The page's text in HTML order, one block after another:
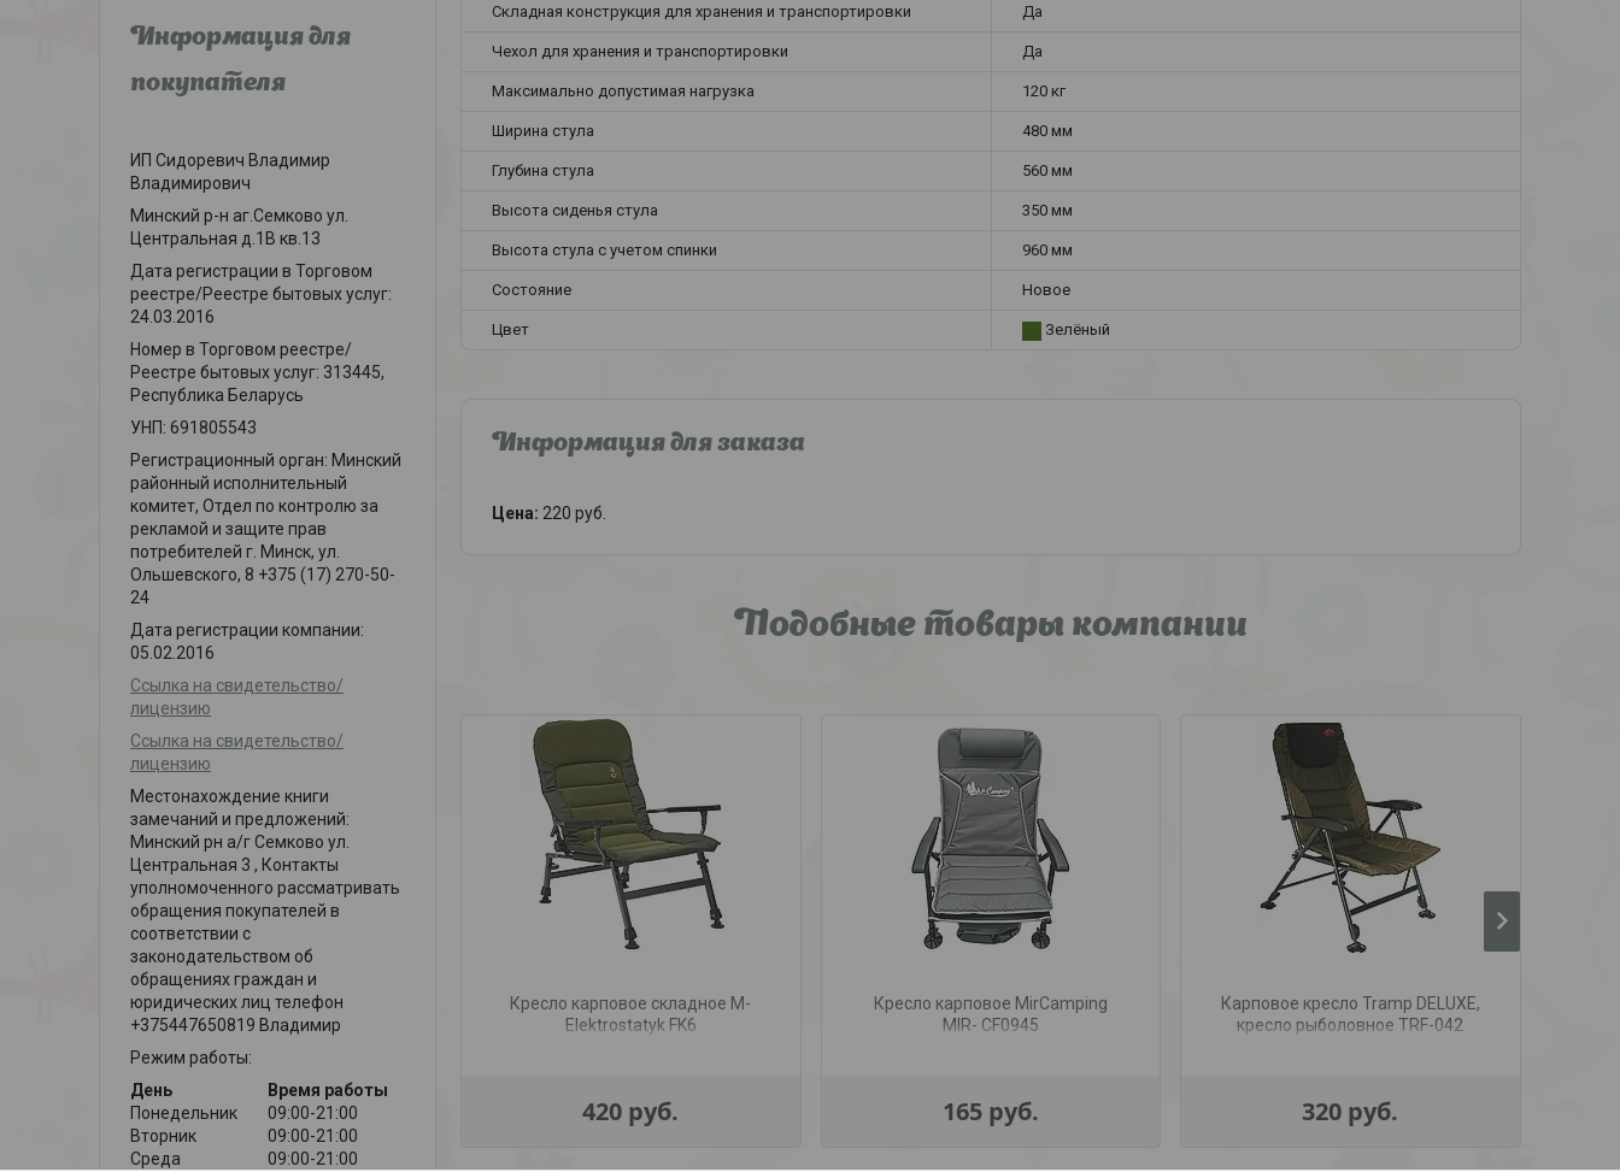
Складная конструкция для хранения и транспортировки Да
Чехол для хранения и транспортировки Да
Максимально допустимая нагрузка 120 кг
Ширина стула 480 мм
Глубина стула 560 мм
Высота сиденья стула 350 мм
Высота стула с учетом спинки 960 мм
Состояние Новое
Цвет Зелёный
Информация для заказа
Цена: 220 руб.
Подобные товары компании
Кресло карповое складное M-
Elektrostatyk FK6
420 руб.
Кресло карповое MirCamping
MIR- CF0945
165 руб.
Карповое кресло Tramp DELUXE,
кресло рыболовное TRF-042
320 руб.
Информация для
покупателя
ИП Сидоревич Владимир
Владимирович
Минский р-н аг.Семково ул.
Центральная д.1В кв.13
Дата регистрации в Торговом
реестре/Реестре бытовых услуг:
24.03.2016
Номер в Торговом реестре/
Реестре бытовых услуг: 313445,
Республика Беларусь
УНП: 691805543
Регистрационный орган: Минский
районный исполнительный
комитет, Отдел по контролю за
рекламой и защите прав
потребителей г. Минск, ул.
Ольшевского, 8 +375 (17) 270-50-
24
Дата регистрации компании:
05.02.2016
Ссылка на свидетельство/
лицензию
Ссылка на свидетельство/
лицензию
Местонахождение книги
замечаний и предложений:
Минский рн а/г Семково ул.
Центральная 3 , Контакты
уполномоченного рассматривать
обращения покупателей в
соответствии с
законодательством об
обращениях граждан и
юридических лиц телефон
+375447650819 Владимир
Режим работы:
День
Время работы
Понедельник
09:00-21:00
Вторник
09:00-21:00
Среда
09:00-21:00